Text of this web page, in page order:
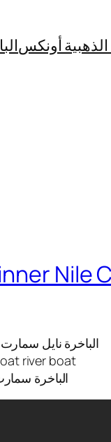
الذهبية أونكس
الباخرة نايل سمارت
river boat
الباخرة